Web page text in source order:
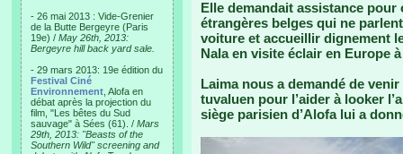
- 26 mai 2013 : Vide-Grenier
de la Butte Bergeyre (Paris
19e) / May 26th, 2013:
Bergeyre hill back yard sale.
- 29 mars 2013: 19e édition du
Festival Ciné
Environnement , Alofa en
débat après la projection du
film, "Les bêtes du Sud
sauvage" à Sées (61). / Mars
29th, 2013: "Beasts of the
Southern Wild" screening and
Elle demandait assistance
étrangères belges qui ne
voiture et accueillir dignement
Nala en visite éclair en Europe
Laima nous a demandé de
tuvaluen pour l’aider à looker
siège parisien d’Alofa lui a